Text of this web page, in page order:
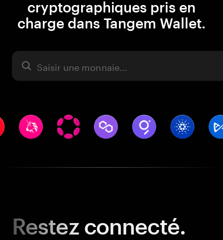
cryptographiques pris en
charge dans Tangem Wallet.
Actifs
Restezconnecté.